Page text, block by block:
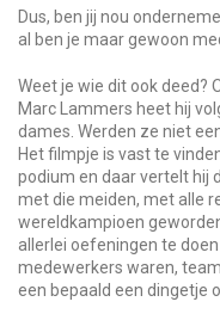
Dus, ben jij nou
al ben je maar gewoon
Weet je wie dit ook deed?
Marc Lammers heet hij
dames. Werden ze niet
Het filmpje is vast te
podium en daar vertelt hij
met die meiden, met alle
wereldkampioen
allerlei oefeningen te
medewerkers waren,
een bepaald een dingetje